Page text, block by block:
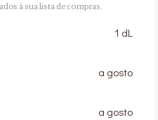
à sua lista de compras.
1 dL
a gosto
a gosto